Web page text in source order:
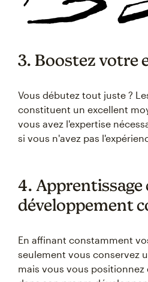
3. Boostez votre
Vous débutez tout juste ?
constituent un excellent
vous avez l'expertise
si vous n'avez pas
4. Apprentissage
développement
En affinant constamment
seulement vous conservez
mais vous vous